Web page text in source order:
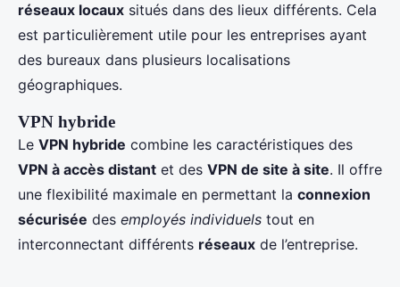
réseaux locaux situés dans des lieux différents. Cela
est particulièrement utile pour les entreprises ayant
des bureaux dans plusieurs localisations
géographiques.
VPN hybride
Le VPN hybride combine les caractéristiques des
VPN à accès distant et des VPN de site à site. Il offre
une flexibilité maximale en permettant la connexion
sécurisée des employés individuels tout en
interconnectant différents réseaux de l’entreprise.